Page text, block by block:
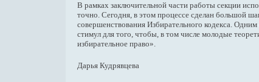
В рамках заключительной части работы секции
точно. Сегодня, в этом процессе сделан большой
совершенствования Избирательного кодекса.
стимул для того, чтобы, в том числе молодые
избирательное право».
Дарья Кудрявцева